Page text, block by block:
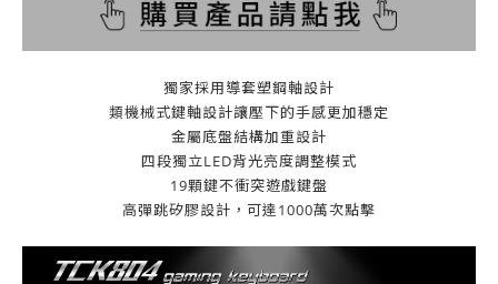
獨家採用導套塑鋼軸設計
類機械式鍵軸設計讓壓下的手感更加穩定
金屬底盤結構加重設計
四段獨立LED背光亮度調整模式
19顆鍵不衝突遊戲鍵盤
高彈跳矽膠設計，可達1000萬次點擊